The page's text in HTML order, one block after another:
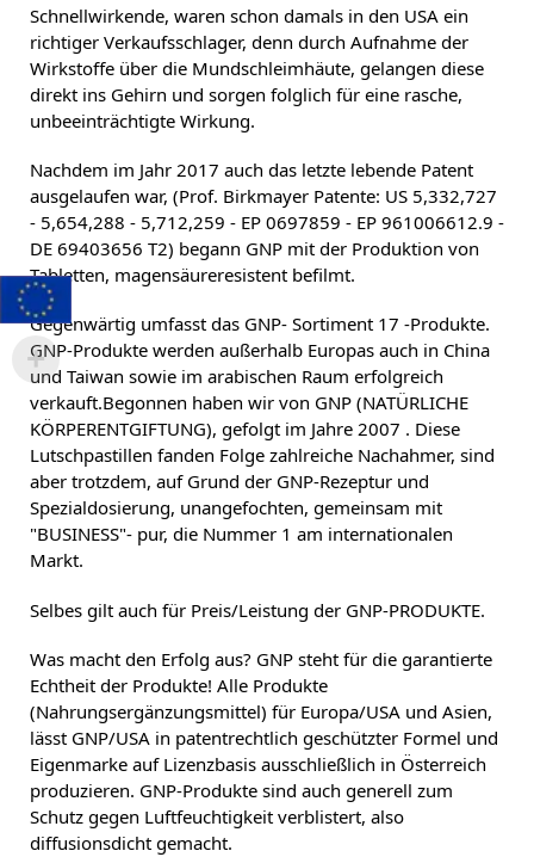
Schnellwirkende, waren schon damals in den USA ein
richtiger Verkaufsschlager, denn durch Aufnahme der
Wirkstoffe über die Mundschleimhäute, gelangen diese
direkt ins Gehirn und sorgen folglich für eine rasche,
unbeeinträchtigte Wirkung.
Nachdem im Jahr 2017 auch das letzte lebende Patent
ausgelaufen war, (Prof. Birkmayer Patente: US 5,332,727
- 5,654,288 - 5,712,259 - EP 0697859 - EP 961006612.9 -
DE 69403656 T2) begann GNP mit der Produktion von
Tabletten, magensäureresistent befilmt.
Gegenwärtig umfasst das GNP- Sortiment 17 -Produkte.
GNP-Produkte werden außerhalb Europas auch in China
und Taiwan sowie im arabischen Raum erfolgreich
verkauft.Begonnen haben wir von GNP (NATÜRLICHE
KÖRPERENTGIFTUNG), gefolgt im Jahre 2007 . Diese
Lutschpastillen fanden Folge zahlreiche Nachahmer, sind
aber trotzdem, auf Grund der GNP-Rezeptur und
Spezialdosierung, unangefochten, gemeinsam mit
"BUSINESS"- pur, die Nummer 1 am internationalen
Markt.
Selbes gilt auch für Preis/Leistung der GNP-PRODUKTE.
Was macht den Erfolg aus? GNP steht für die garantierte
Echtheit der Produkte! Alle Produkte
(Nahrungsergänzungsmittel) für Europa/USA und Asien,
lässt GNP/USA in patentrechtlich geschützter Formel und
Eigenmarke auf Lizenzbasis ausschließlich in Österreich
produzieren. GNP-Produkte sind auch generell zum
Schutz gegen Luftfeuchtigkeit verblistert, also
diffusionsdicht gemacht.